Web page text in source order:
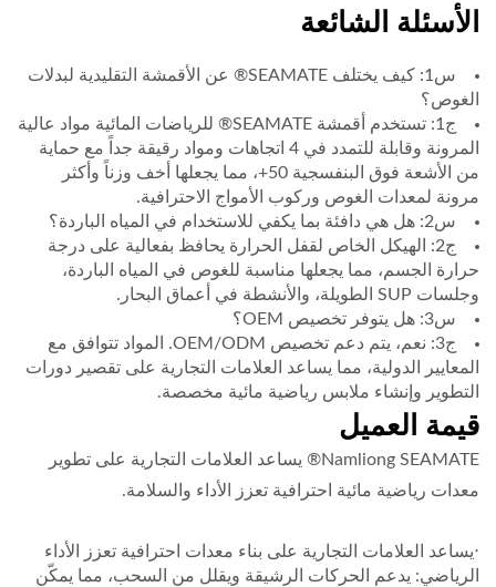
الأسئلة الشائعة
س1: كيف يختلف SEAMATE® عن الأقمشة التقليدية لبدلات
الغوص؟
ج1: تستخدم أقمشة SEAMATE® للرياضات المائية مواد عالية
المرونة وقابلة للتمدد في 4 اتجاهات ومواد رقيقة جداً مع حماية
من الأشعة فوق البنفسجية 50+، مما يجعلها أخف وزناً وأكثر
مرونة لمعدات الغوص وركوب الأمواج الاحترافية.
س2: هل هي دافئة بما يكفي للاستخدام في المياه الباردة؟
ج2: الهيكل الخاص لقفل الحرارة يحافظ بفعالية على درجة
حرارة الجسم، مما يجعلها مناسبة للغوص في المياه الباردة،
وجلسات SUP الطويلة، والأنشطة في أعماق البحار.
س3: هل يتوفر تخصيص OEM؟
ج3: نعم، يتم دعم تخصيص OEM/ODM. المواد تتوافق مع
المعايير الدولية، مما يساعد العلامات التجارية على تقصير دورات
التطوير وإنشاء ملابس رياضية مائية مخصصة.
قيمة العميل
Namliong SEAMATE® يساعد العلامات التجارية على تطوير
معدات رياضية مائية احترافية تعزز الأداء والسلامة.
‧يساعد العلامات التجارية على بناء معدات احترافية تعزز الأداء
الرياضي: يدعم الحركات الرشيقة ويقلل من السحب، مما يمكّن